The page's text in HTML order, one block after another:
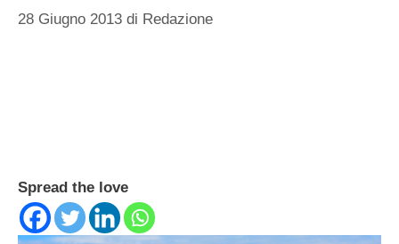
28 Giugno 2013 di Redazione
Spread the love